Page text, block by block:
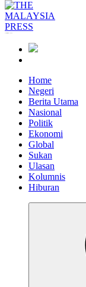
Home
Negeri
Berita Utama
Nasional
Politik
Ekonomi
Global
Sukan
Ulasan
Kolumnis
Hiburan